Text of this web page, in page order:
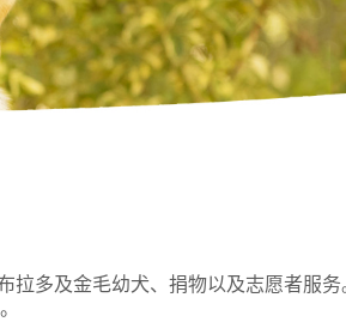
多及金毛幼犬、捐物以及志愿者服务